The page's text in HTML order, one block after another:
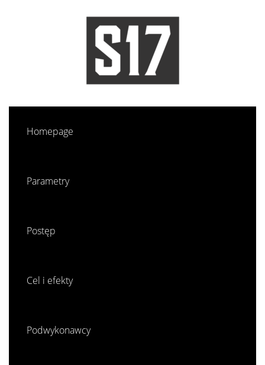
Homepage
Parametry
Postęp
Cel i efekty
Podwykonawcy